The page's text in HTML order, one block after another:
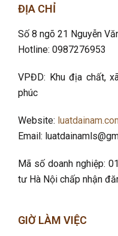
ĐỊA CHỈ
Số 8 ngõ 21 Nguyễn
Hotline: 0987276953
VPĐD: Khu địa chất,
phúc
Website:
Email:
Mã số doanh nghiệp:
tư Hà Nội chấp nhận
GIỜ LÀM VIỆC